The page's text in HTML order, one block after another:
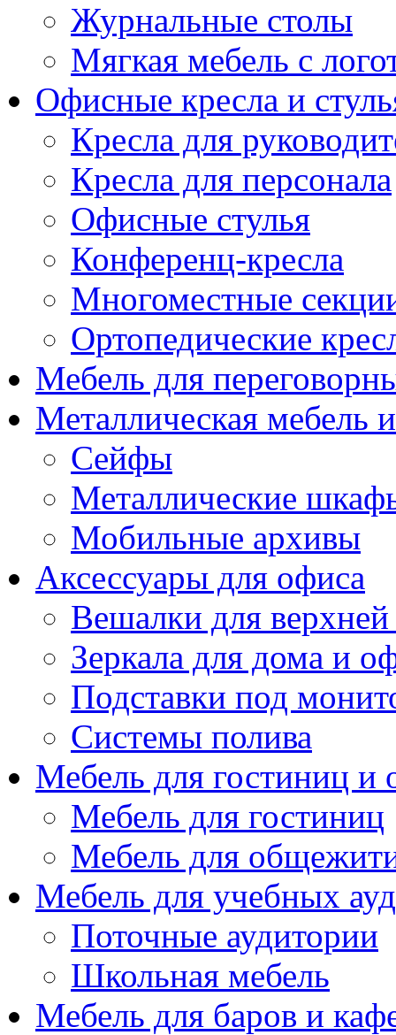
Журнальные столы
Мягкая мебель с
Офисные кресла и
Кресла для
Кресла для персонала
Офисные стулья
Конференц-кресла
Многоместные
Ортопедические
Мебель для
Металлическая мебель
Сейфы
Металлические
Мобильные архивы
Аксессуары для офиса
Вешалки для
Зеркала для дома и
Подставки под
Системы полива
Мебель для гостиниц
Мебель для гостиниц
Мебель для
Мебель для учебных
Поточные аудитории
Школьная мебель
Мебель для баров и